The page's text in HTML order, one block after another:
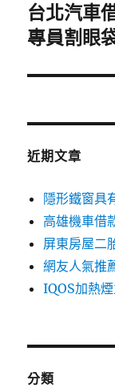
下
一
文
台北汽車
專員割眼
近期文章
隱形鐵窗具
高雄機車借
屏東房屋二
網友人氣推
IQOS加熱
分類